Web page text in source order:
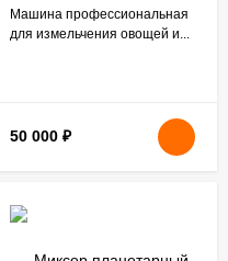
Машина профессиональная
для измельчения овощей и...
50 000 ₽